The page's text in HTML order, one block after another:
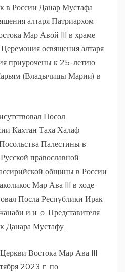
в России Данар Мустафа
алтаря Патриархом
Мар Авой III в храме
освящения алтаря
приурочены к 25-летию
(Владычицы Марии) в
Посол
Кахтан Таха Халаф
Палестины в
православной
общины в России
Мар Ава III в ходе
Посла Республики Ирак
и и. о. Представителя
Данара Мустафу.
Востока Мар Ава III
2023 г. по